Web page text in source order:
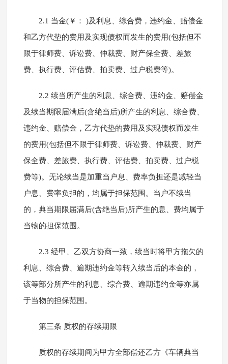
2.1 当金(￥： )及利息、综合费，违约金、赔偿金
和乙方代垫的费用及实现债权而发生的费用(包括但不
限于律师费、诉讼费、仲裁费、财产保全费、差旅
费、执行费、评估费、拍卖费、过户税费等)。
2.2 续当所产生的利息、综合费、违约金、赔偿金
及续当期限届满后(含绝当后)所产生的利息、综合费、
违约金、赔偿金，乙方代垫的费用及实现债权而发生
的费用(包括但不限于律师费、诉讼费、仲裁费、财产
保全费、差旅费、执行费、评估费、拍卖费、过户税
费等)。无论续当是加重当户息、费率负担还是减轻当
户息、费率负担的，均属于担保范围。当户不续当
的，典当期限届满后(含绝当后)所产生的息、费均属于
当物的担保范围。
2.3 经甲、乙双方协商一致，续当时将甲方拖欠的
利息、综合费、逾期违约金等转入续当后的本金的，
该等部分所产生的利息、综合费、逾期违约金等亦属
于当物的担保范围。
第三条 质权的存续期限
质权的存续期间为甲方全部偿还乙方《车辆典当